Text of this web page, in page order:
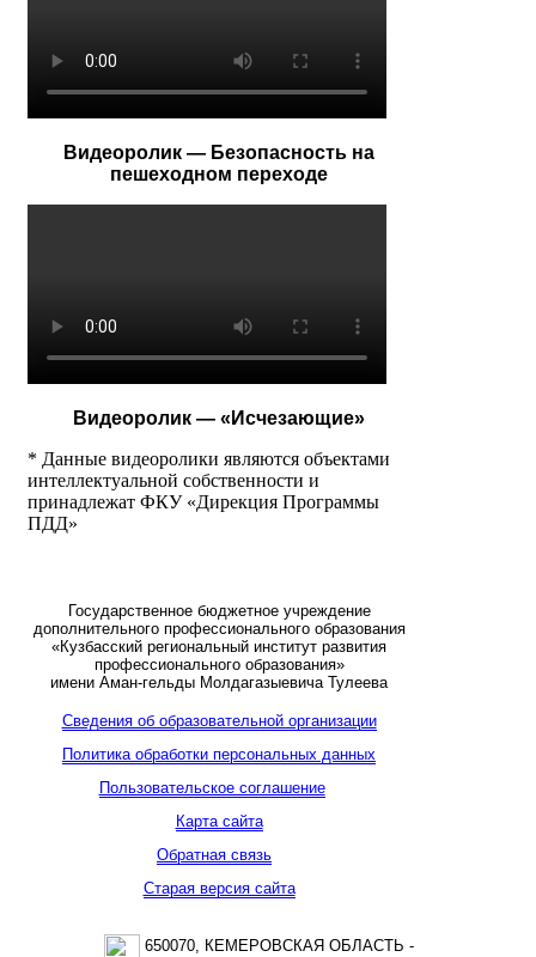
Видеоролик — Безопасность на
пешеходном переходе
Видеоролик — «Исчезающие»
* Данные видеоролики являются объектами
интеллектуальной собственности и
принадлежат ФКУ «Дирекция Программы
ПДД»
Государственное бюджетное учреждение
дополнительного профессионального образования
«Кузбасский региональный институт развития
профессионального образования»
имени Аман-гельды Молдагазыевича Тулеева
Сведения об образовательной организации
Политика обработки персональных данных
Пользовательское соглашение
Карта сайта
Обратная связь
Старая версия сайта
650070, КЕМЕРОВСКАЯ ОБЛАСТЬ -